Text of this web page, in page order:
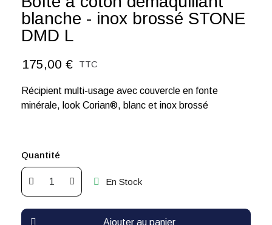
blanche - inox brossé STONE
DMD L
175,00 € TTC
Récipient multi-usage avec couvercle en fonte
minérale, look Corian®, blanc et inox brossé
Quantité
En Stock
Ajouter au panier